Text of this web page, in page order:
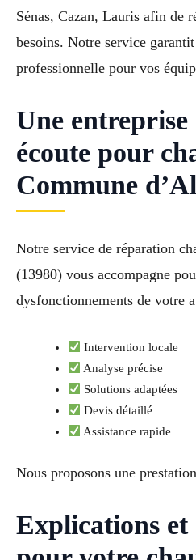
Sénas, Cazan, Lauris afin de
besoins. Notre service
professionnelle pour vos
Une entreprise
écoute pour
Commune
Notre service de réparation
(13980) vous accompagne
dysfonctionnements de votre
Intervention locale
Analyse précise
Solutions adaptées
Devis détaillé
Assistance rapide
Nous proposons une
Explications et